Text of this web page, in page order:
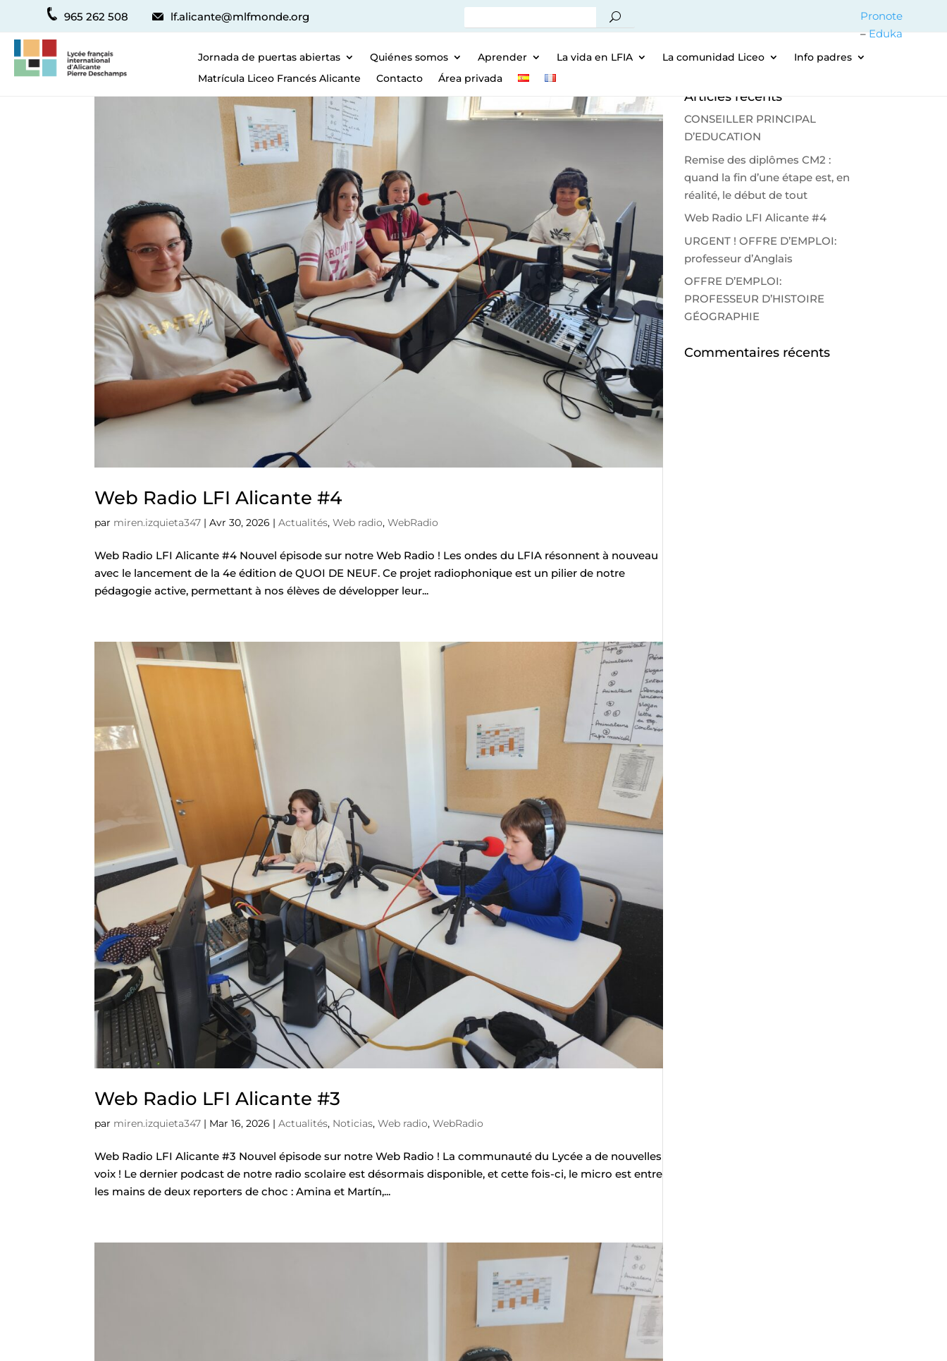
965 262 508 lf.alicante@mlfmonde.org
Pronote
–Eduka
Jornada de puertas abiertas Quiénes somos Aprender La vida en LFIA La comunidad Liceo
Info padres
Matrícula Liceo Francés Alicante
Contacto Área privada
Web Radio LFI Alicante #4
par miren.izquieta347 |Avr 30, 2026 |Actualités,Web radio,WebRadio
Web Radio LFI Alicante #4 Nouvel épisode sur notre Web Radio ! Les ondes du LFIA résonnent à nouveau
avec le lancement de la 4e édition de QUOI DE NEUF. Ce projet radiophonique est un pilier de notre
pédagogie active, permettant à nos élèves de développer leur...
Web Radio LFI Alicante #3
par miren.izquieta347 | Mar 16, 2026 |Actualités, Noticias,Web radio,WebRadio
Web Radio LFI Alicante #3 Nouvel épisode sur notre Web Radio ! La communauté du Lycée a de nouvelles
voix ! Le dernier podcast de notre radio scolaire est désormais disponible, et cette fois-ci, le micro est entre
les mains de deux reporters de choc : Amina et Martín,...
Articles récents
CONSEILLER PRINCIPAL
D’EDUCATION
Remise des diplômes CM2 :
quand la fin d’une étape est, en
réalité, le début de tout
Web Radio LFI Alicante #4
URGENT ! OFFRE D’EMPLOI:
professeur d’Anglais
OFFRE D’EMPLOI:
PROFESSEUR D’HISTOIRE
GÉOGRAPHIE
Commentaires récents